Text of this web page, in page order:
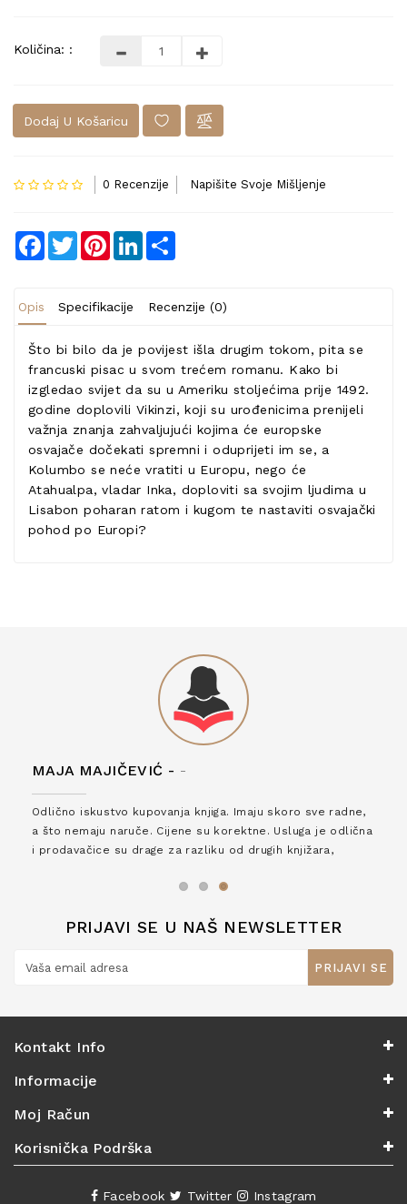
Količina: :
Dodaj U Košaricu
0 Recenzije Napišite Svoje Mišljenje
Facebook
TwitterPinterestLinkedIn
Opis Specifikacije Recenzije (0)
Što bi bilo da je povijest išla drugim tokom, pita se
francuski pisac u svom trećem romanu. Kako bi
izgledao svijet da su u Ameriku stoljećima prije 1492.
godine doplovili Vikinzi, koji su urođenicima prenijeli
važnja znanja zahvaljujući kojima će europske
osvajače dočekati spremni i oduprijeti im se, a
Kolumbo se neće vratiti u Europu, nego će
Atahualpa, vladar Inka, doploviti sa svojim ljudima u
Lisabon poharan ratom i kugom te nastaviti osvajački
pohod po Europi?
MAJA MAJIČEVIĆ - -
Odlično iskustvo kupovanja knjiga. Imaju skoro sve radne,
a što nemaju naruče. Cijene su korektne. Usluga je odlična
i prodavačice su drage za razliku od drugih knjižara,
PRIJAVI SE U NAŠ NEWSLETTER
PRIJAVI SE
Kontakt Info
Informacije
Moj Račun
Korisnička Podrška
Facebook Twitter Instagram